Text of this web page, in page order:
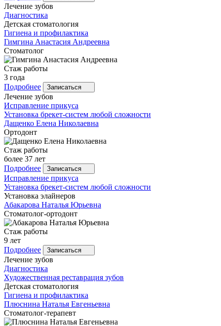
Лечение зубов
Диагностика
Детская стоматология
Гигиена и профилактика
Гимгина Анастасия Андреевна
Стоматолог
Стаж работы
3 года
Подробнее
Записаться
Лечение зубов
Исправление прикуса
Установка брекет-систем любой сложности
Дащенко Елена Николаевна
Ортодонт
Стаж работы
более 37 лет
Подробнее
Записаться
Исправление прикуса
Установка брекет-систем любой сложности
Установка элайнеров
Абакарова Наталья Юрьевна
Стоматолог-ортодонт
Стаж работы
9 лет
Подробнее
Записаться
Лечение зубов
Диагностика
Художественная реставрация зубов
Детская стоматология
Гигиена и профилактика
Плюснина Наталья Евгеньевна
Стоматолог-терапевт